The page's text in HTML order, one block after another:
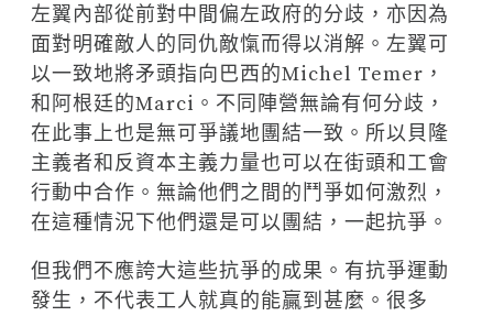
左翼內部從前對中間偏左政府的分歧，亦因為
面對明確敵人的同仇敵愾而得以消解。左翼可
以一致地將矛頭指向巴西的Michel Temer，
和阿根廷的Marci。不同陣營無論有何分歧，
在此事上也是無可爭議地團結一致。所以貝隆
主義者和反資本主義力量也可以在街頭和工會
行動中合作。無論他們之間的鬥爭如何激烈，
在這種情況下他們還是可以團結，一起抗爭。
但我們不應誇大這些抗爭的成果。有抗爭運動
發生，不代表工人就真的能贏到甚麼。很多